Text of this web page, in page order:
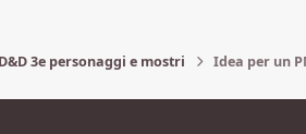
D&D 3e personaggi e mostri Idea per un